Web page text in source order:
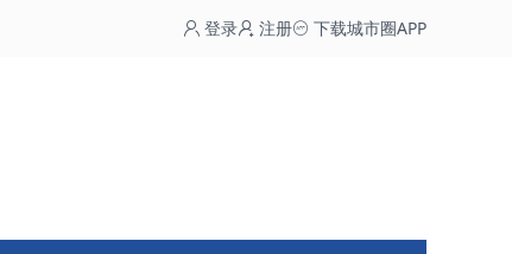
登录 注册 下载城市圈APP